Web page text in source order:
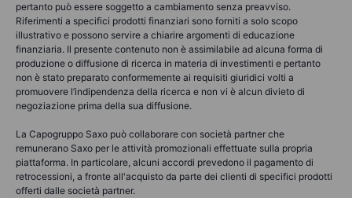
pertanto può essere soggetto a cambiamento senza preavviso.
Riferimenti a specifici prodotti finanziari sono forniti a solo scopo
illustrativo e possono servire a chiarire argomenti di educazione
finanziaria. Il presente contenuto non è assimilabile ad alcuna forma di
produzione o diffusione di ricerca in materia di investimenti e pertanto
non è stato preparato conformemente ai requisiti giuridici volti a
promuovere l’indipendenza della ricerca e non vi è alcun divieto di
negoziazione prima della sua diffusione.
La Capogruppo Saxo può collaborare con società partner che
remunerano Saxo per le attività promozionali effettuate sulla propria
piattaforma. In particolare, alcuni accordi prevedono il pagamento di
retrocessioni, a fronte all'acquisto da parte dei clienti di specifici prodotti
offerti dalle società partner.